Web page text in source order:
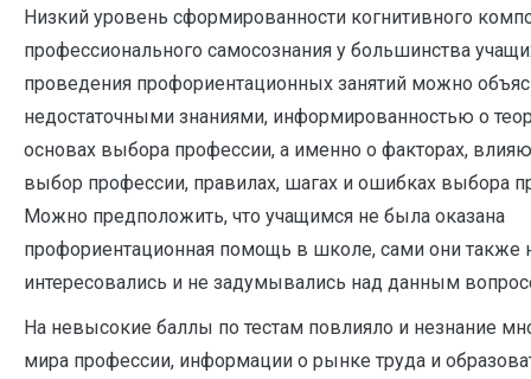
Низкий уровень сформированности когнитивного
профессионального самосознания у большинства
проведения профориентационных занятий можно
недостаточными знаниями, информированностью о
основах выбора профессии, а именно о факторах,
выбор профессии, правилах, шагах и ошибках выбора
Можно предположить, что учащимся не была оказана
профориентационная помощь в школе, сами они также
интересовались и не задумывались над данным
На невысокие баллы по тестам повлияло и незнание
мира профессии, информации о рынке труда и